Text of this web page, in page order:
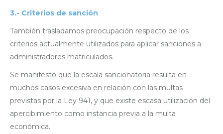
3.- Criterios de sanción
También trasladamos preocupación respecto de los
criterios actualmente utilizados para aplicar sanciones a
administradores matriculados.
Se manifestó que la escala sancionatoria resulta en
muchos casos excesiva en relación con las multas
previstas por la Ley 941, y que existe escasa utilización del
apercibimiento como instancia previa a la multa
económica.